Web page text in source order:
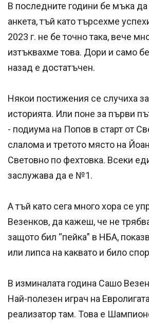
В последните години бе мъка да
анкета, тъй като търсехме
2023 г. не бе точно така, вече
изтъквахме това. Дори и само
назад е достатъчен.
Някои постижения се случиха
историята. Или поне за първи
- подиума на Попов в старт от
слалома и третото място на
Световно по фехтовка. Всеки
заслужава да е №1.
А тъй като сега много хора се
Везенков, да кажеш, че не
защото бил “пейка” в НБА,
или липса на каквато и било
В изминалата година Сашо
Най-полезен играч на
реализатор там. Това е